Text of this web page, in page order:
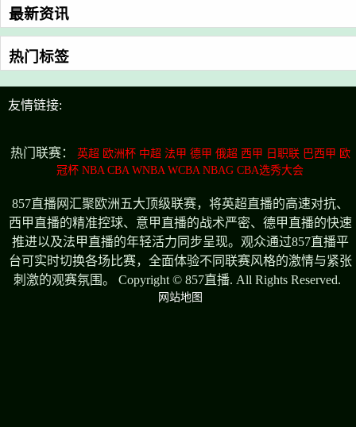
最新资讯
热门标签
友情链接:
热门联赛： 英超 欧洲杯 中超 法甲 德甲 俄超 西甲 日职联 巴西甲 欧
冠杯 NBA CBA WNBA WCBA NBAG CBA选秀大会
857直播网汇聚欧洲五大顶级联赛，将英超直播的高速对抗、
西甲直播的精准控球、意甲直播的战术严密、德甲直播的快速
推进以及法甲直播的年轻活力同步呈现。观众通过857直播平
台可实时切换各场比赛，全面体验不同联赛风格的激情与紧张
刺激的观赛氛围。 Copyright © 857直播. All Rights Reserved.
网站地图